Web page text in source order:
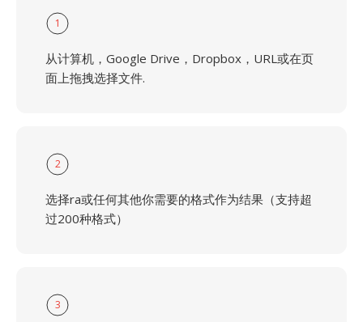
1
从计算机，Google Drive，Dropbox，URL或在页
面上拖拽选择文件.
2
选择ra或任何其他你需要的格式作为结果（支持超
过200种格式）
3